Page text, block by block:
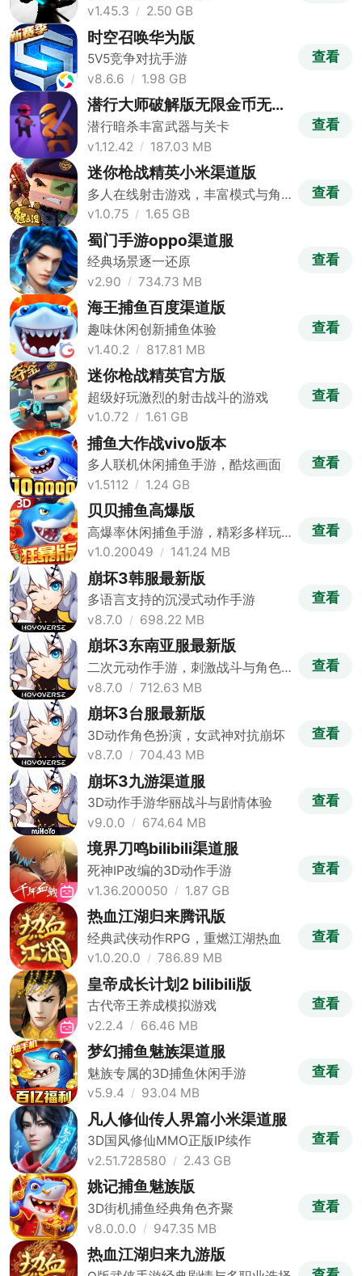
v1.45.3
2.50 GB
时空召唤华为版
5V5竞争对抗手游
v8.6.6
1.98 GB
查看
潜行大师破解版无限金币无广
告版
潜行暗杀丰富武器与关卡
v1.12.42
187.03 MB
查看
迷你枪战精英小米渠道版
多人在线射击游戏，丰富模式与角
色选择
v1.0.75 1.65 GB
查看
蜀门手游oppo渠道服
经典场景逐一还原
v2.90
734.73 MB
查看
海王捕鱼百度渠道版
趣味休闲创新捕鱼体验
v1.40.2
817.81 MB
查看
迷你枪战精英官方版
超级好玩激烈的射击战斗的游戏
v1.0.72
1.61 GB
查看
捕鱼大作战vivo版本
多人联机休闲捕鱼手游，酷炫画面
v1.5112
1.24 GB
查看
贝贝捕鱼高爆版
高爆率休闲捕鱼手游，精彩多样玩
法
v1.0.20049 141.24 MB
查看
崩坏3韩服最新版
多语言支持的沉浸式动作手游
v8.7.0
698.22 MB
查看
崩坏3东南亚服最新版
二次元动作手游，刺激战斗与角色
培养
v8.7.0 712.63 MB
查看
崩坏3台服最新版
3D动作角色扮演，女武神对抗崩坏
v8.7.0
704.43 MB
查看
崩坏3九游渠道服
3D动作手游华丽战斗与剧情体验
v9.0.0
674.64 MB
查看
境界刀鸣bilibili渠道服
死神IP改编的3D动作手游
v1.36.200050
1.87 GB
查看
热血江湖归来腾讯版
经典武侠动作RPG，重燃江湖热血
v1.0.20.0
786.89 MB
查看
皇帝成长计划2 bilibili版
古代帝王养成模拟游戏
v2.2.4
66.46 MB
查看
梦幻捕鱼魅族渠道服
魅族专属的3D捕鱼休闲手游
v5.9.4
93.04 MB
查看
凡人修仙传人界篇小米渠道服
3D国风修仙MMO正版IP续作
v2.51.728580
2.43 GB
查看
姚记捕鱼魅族版
3D街机捕鱼经典角色齐聚
v8.0.0.0
947.35 MB
查看
热血江湖归来九游版